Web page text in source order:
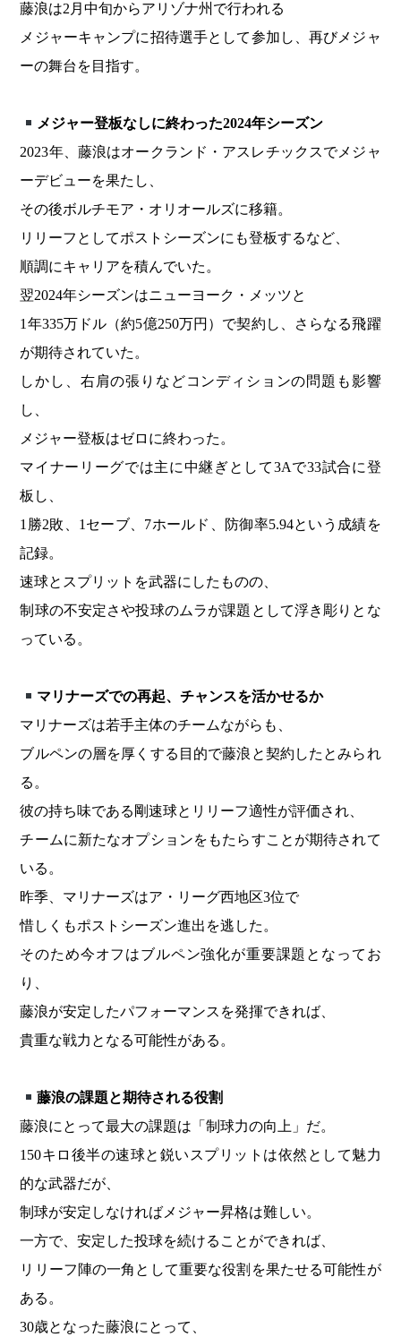
藤浪は2月中旬からアリゾナ州で行われる
メジャーキャンプに招待選手として参加し、再びメジャ
ーの舞台を目指す。
メジャー登板なしに終わった2024年シーズン
2023年、藤浪はオークランド・アスレチックスでメジャ
ーデビューを果たし、
その後ボルチモア・オリオールズに移籍。
リリーフとしてポストシーズンにも登板するなど、
順調にキャリアを積んでいた。
翌2024年シーズンはニューヨーク・メッツと
1年335万ドル（約5億250万円）で契約し、さらなる飛躍
が期待されていた。
しかし、右肩の張りなどコンディションの問題も影響
し、
メジャー登板はゼロに終わった。
マイナーリーグでは主に中継ぎとして3Aで33試合に登
板し、
1勝2敗、1セーブ、7ホールド、防御率5.94という成績を
記録。
速球とスプリットを武器にしたものの、
制球の不安定さや投球のムラが課題として浮き彫りとな
っている。
マリナーズでの再起、チャンスを活かせるか
マリナーズは若手主体のチームながらも、
ブルペンの層を厚くする目的で藤浪と契約したとみられ
る。
彼の持ち味である剛速球とリリーフ適性が評価され、
チームに新たなオプションをもたらすことが期待されて
いる。
昨季、マリナーズはア・リーグ西地区3位で
惜しくもポストシーズン進出を逃した。
そのため今オフはブルペン強化が重要課題となってお
り、
藤浪が安定したパフォーマンスを発揮できれば、
貴重な戦力となる可能性がある。
藤浪の課題と期待される役割
藤浪にとって最大の課題は「制球力の向上」だ。
150キロ後半の速球と鋭いスプリットは依然として魅力
的な武器だが、
制球が安定しなければメジャー昇格は難しい。
一方で、安定した投球を続けることができれば、
リリーフ陣の一角として重要な役割を果たせる可能性が
ある。
30歳となった藤浪にとって、